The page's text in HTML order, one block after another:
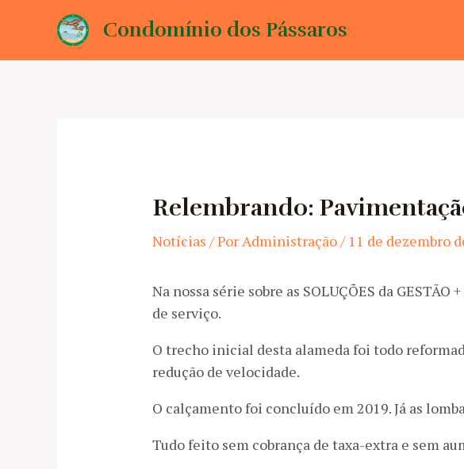
Condomínio dos Pássaros
Relembrando:
Notícias / PorAdministração/ 11 de dezembro
Na nossa série sobre as SOLUÇÕES da
de serviço.
O trecho inicial desta alameda foi todo
redução de velocidade.
O calçamento foi concluído em 2019. Já as
Tudo feito sem cobrança de taxa-extra e sem